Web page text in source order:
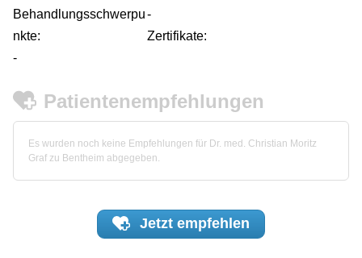
Behandlungsschwerpu
nkte:
-
Zertifikate:
-
Patientenempfehlungen
Es wurden noch keine Empfehlungen für Dr. med. Christian Moritz
Graf zu Bentheim abgegeben.
Jetzt empfehlen